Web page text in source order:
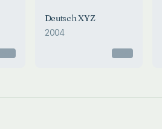
Deutsch XYZ
2004